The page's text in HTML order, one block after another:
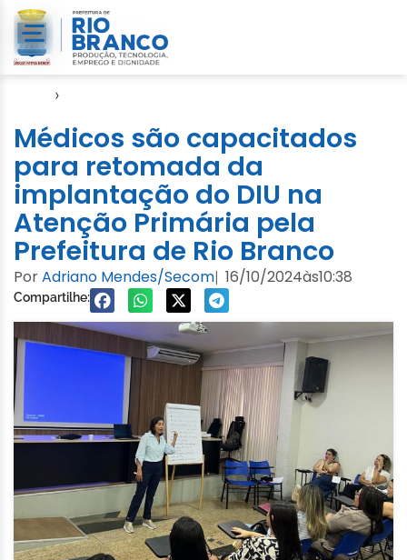
›
Médicos são capacitados
para retomada da
implantação do DIU na
Atenção Primária pela
Prefeitura de Rio Branco
PorAdriano Mendes/Secom| 16/10/2024às10:38
Compartilhe: